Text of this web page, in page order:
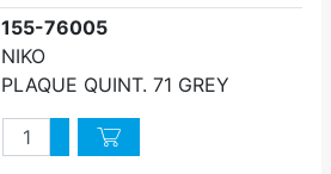
155-76005
NIKO
PLAQUE QUINT. 71 GREY
QuantitéAugmenter quantité
Diminuer quantité